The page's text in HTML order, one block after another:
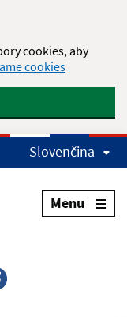
cookies, aby
cookies
Slovenčina
Menu